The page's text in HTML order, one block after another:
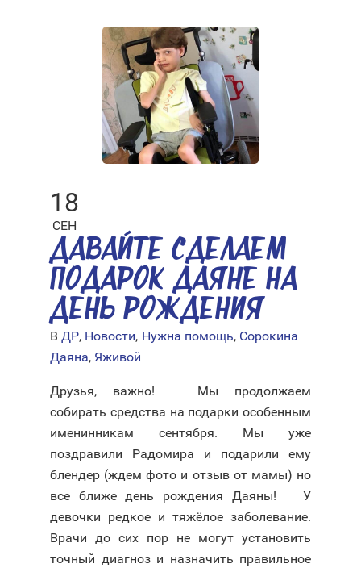
18
СЕН
ДАВАЙТЕ СДЕЛАЕМ
ПОДАРОК ДАЯНЕ НА
ДЕНЬ РОЖДЕНИЯ
ВДР, Новости, Нужна помощь, Сорокина
Даяна, Яживой
Друзья, важно! ⠀ Мы продолжаем
собирать средства на подарки особенным
именинникам сентября. Мы уже
поздравили Радомира и подарили ему
блендер (ждем фото и отзыв от мамы) но
все ближе день рождения Даяны! ⠀ У
девочки редкое и тяжёлое заболевание.
Врачи до сих пор не могут установить
точный диагноз и назначить правильное